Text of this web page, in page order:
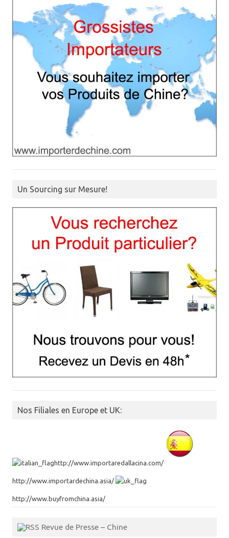
Un Sourcing sur Mesure!
Nos Filiales en Europe et UK:
http://www.importaredallacina.com/
http://www.importardechina.asia/
http://www.buyfromchina.asia/
Revue de Presse – Chine